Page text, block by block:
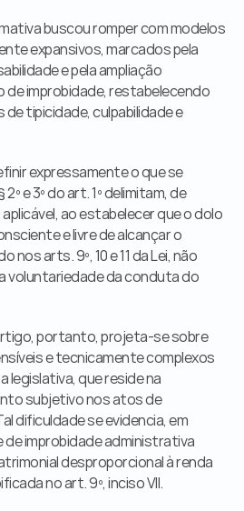
buscou romper com modelos
expansivos, marcados pela
e pela ampliação
improbidade, restabelecendo
tipicidade, culpabilidade e
expressamente o que se
e 3º do art. 1º delimitam, de
ao estabelecer que o dolo
e livre de alcançar o
arts. 9º, 10 e 11 da Lei, não
voluntariedade da conduta do
portanto, projeta-se sobre
e tecnicamente complexos
que reside na
subjetivo nos atos de
dificuldade se evidencia, em
de improbidade administrativa
desproporcional à renda
no art. 9º, inciso VII.